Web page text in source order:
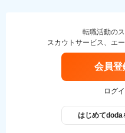
転職活動の
スカウトサービス、エ
会員登
ログ
はじめてdoda